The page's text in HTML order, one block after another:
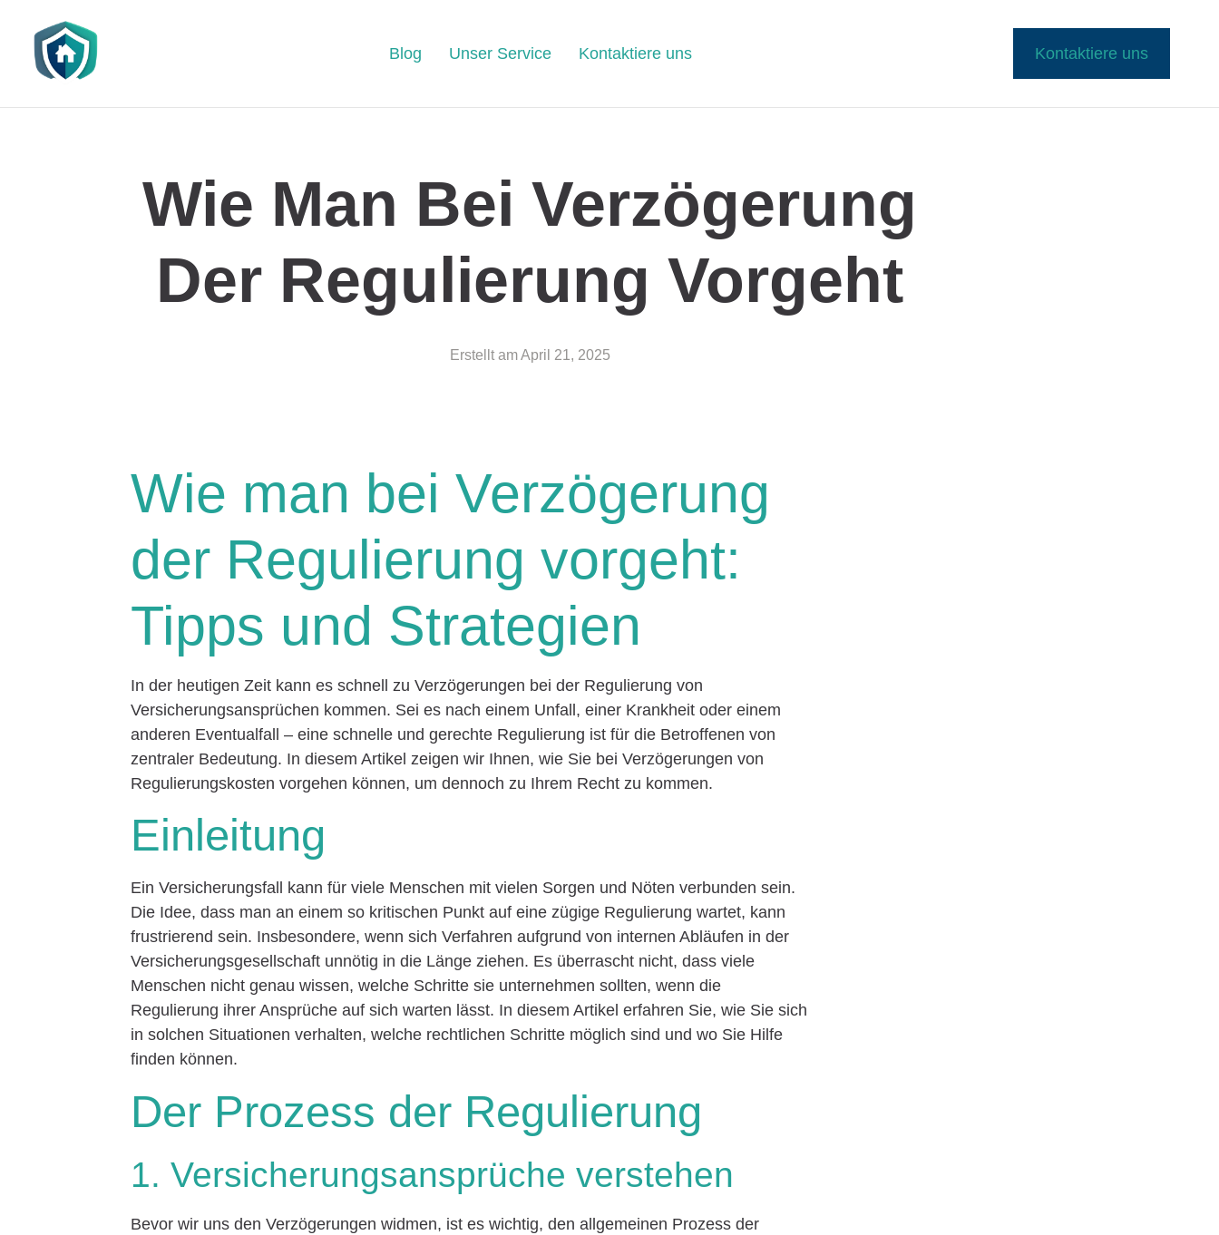
Blog Unser Service Kontaktiere uns Kontaktiere uns
Wie Man Bei Verzögerung
Der Regulierung Vorgeht
Erstellt amApril 21, 2025
Wie man bei Verzögerung
der Regulierung vorgeht:
Tipps und Strategien
In der heutigen Zeit kann es schnell zu Verzögerungen bei der Regulierung von
Versicherungsansprüchen kommen. Sei es nach einem Unfall, einer Krankheit oder einem
anderen Eventualfall – eine schnelle und gerechte Regulierung ist für die Betroffenen von
zentraler Bedeutung. In diesem Artikel zeigen wir Ihnen, wie Sie bei Verzögerungen von
Regulierungskosten vorgehen können, um dennoch zu Ihrem Recht zu kommen.
Einleitung
Ein Versicherungsfall kann für viele Menschen mit vielen Sorgen und Nöten verbunden sein.
Die Idee, dass man an einem so kritischen Punkt auf eine zügige Regulierung wartet, kann
frustrierend sein. Insbesondere, wenn sich Verfahren aufgrund von internen Abläufen in der
Versicherungsgesellschaft unnötig in die Länge ziehen. Es überrascht nicht, dass viele
Menschen nicht genau wissen, welche Schritte sie unternehmen sollten, wenn die
Regulierung ihrer Ansprüche auf sich warten lässt. In diesem Artikel erfahren Sie, wie Sie sich
in solchen Situationen verhalten, welche rechtlichen Schritte möglich sind und wo Sie Hilfe
finden können.
Der Prozess der Regulierung
1. Versicherungsansprüche verstehen
Bevor wir uns den Verzögerungen widmen, ist es wichtig, den allgemeinen Prozess der